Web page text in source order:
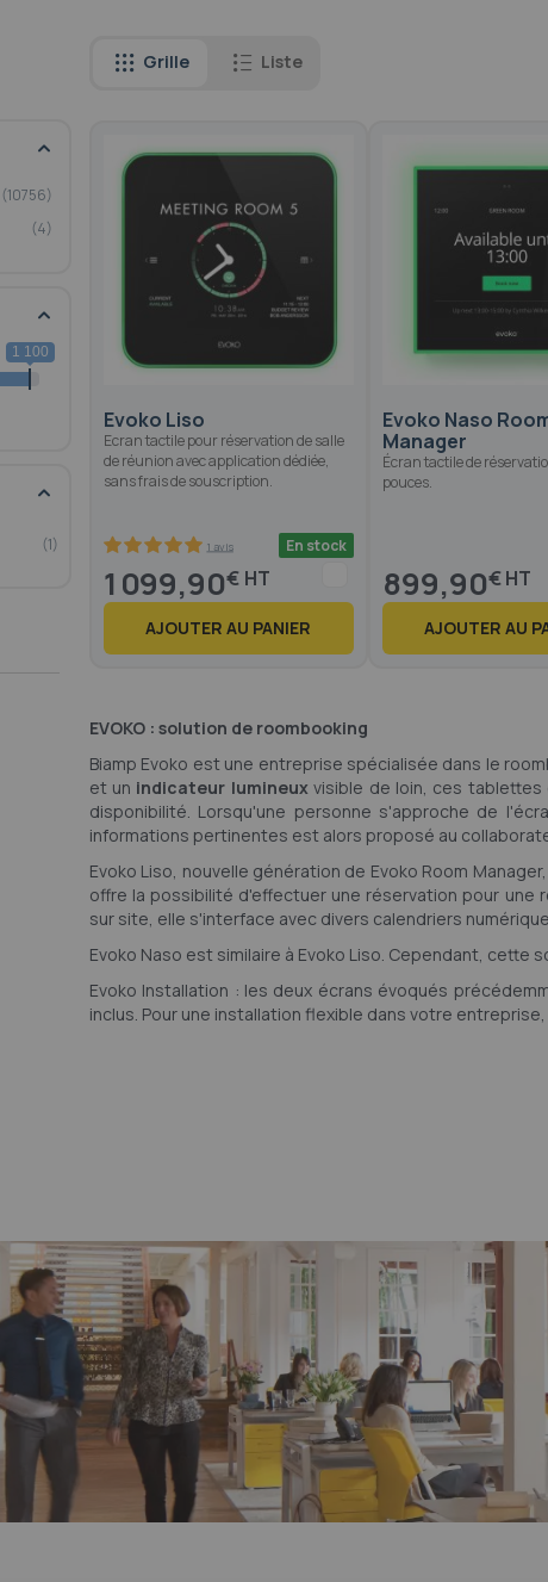
Grille Liste
Evoko Liso
Ecran tactile pour réservation de salle
de réunion avec application dédiée,
sans frais de souscription.
1 avis En stock
1 099,90€
AJOUTER AU PANIER
Evoko Naso
Manager
Écran tactile de
pouces.
899,90€
AJOUTER AU
EVOKO : solution de roombooking
Biamp Evoko est une entreprise spécialisée dans le
et un indicateur lumineux visible de loin, ces tablettes
disponibilité. Lorsqu'une personne s'approche de
informations pertinentes est alors proposé au
Evoko Liso, nouvelle génération de Evoko Room
offre la possibilité d'effectuer une réservation pour une
sur site, elle s'interface avec divers calendriers
Evoko Naso est similaire à Evoko Liso. Cependant,
Evoko Installation : les deux écrans évoqués
inclus. Pour une installation flexible dans votre
10756
4
1 100
1